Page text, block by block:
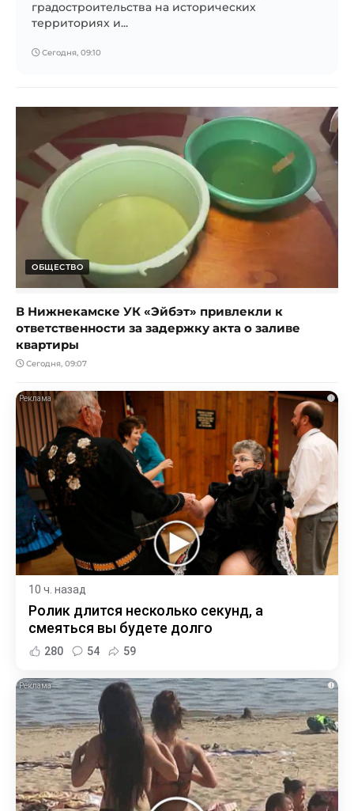
градостроительства на исторических
территориях и...
Сегодня, 09:10
ОБЩЕСТВО
В Нижнекамске УК «Эйбэт» привлекли к
ответственности за задержку акта о заливе
квартиры
Сегодня, 09:07
i
10 ч. назад
Ролик длится несколько секунд, а
смеяться вы будете долго
280 54 59
i